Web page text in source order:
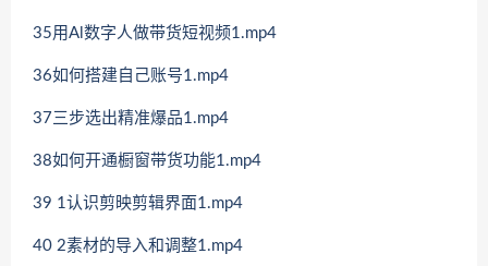
35用Al数字人做带货短视频1.mp4
36如何搭建自己账号1.mp4
37三步选出精准爆品1.mp4
38如何开通橱窗带货功能1.mp4
39 1认识剪映剪辑界面1.mp4
40 2素材的导入和调整1.mp4